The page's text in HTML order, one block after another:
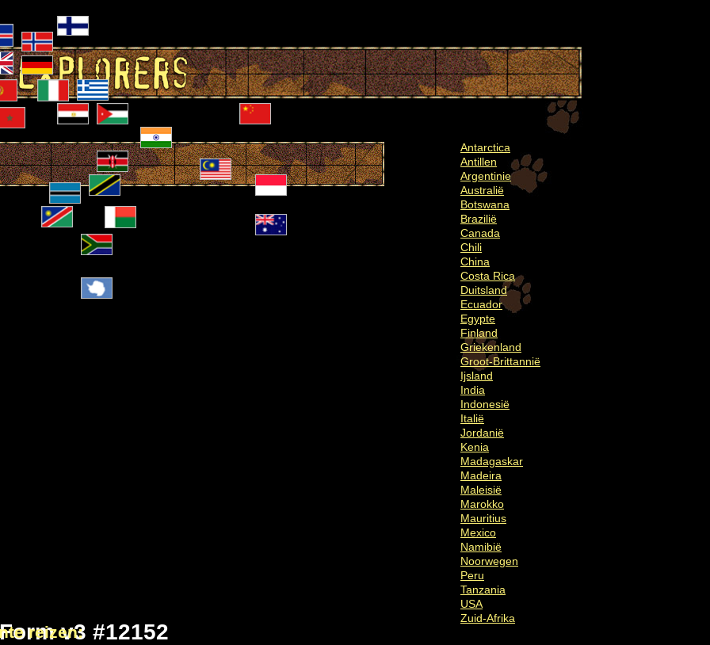
Antarctica
Antillen
Argentinie
Australië
Botswana
Brazilië
Canada
Chili
China
Costa Rica
Duitsland
Ecuador
Egypte
Finland
Griekenland
Groot-Brittannië
Ijsland
India
Indonesië
Italië
Jordanië
Kenia
Madagaskar
Madeira
Maleisië
Marokko
Mauritius
Mexico
Namibië
Noorwegen
Peru
Tanzania
USA
Zuid-Afrika
v3 #12152
reizen: